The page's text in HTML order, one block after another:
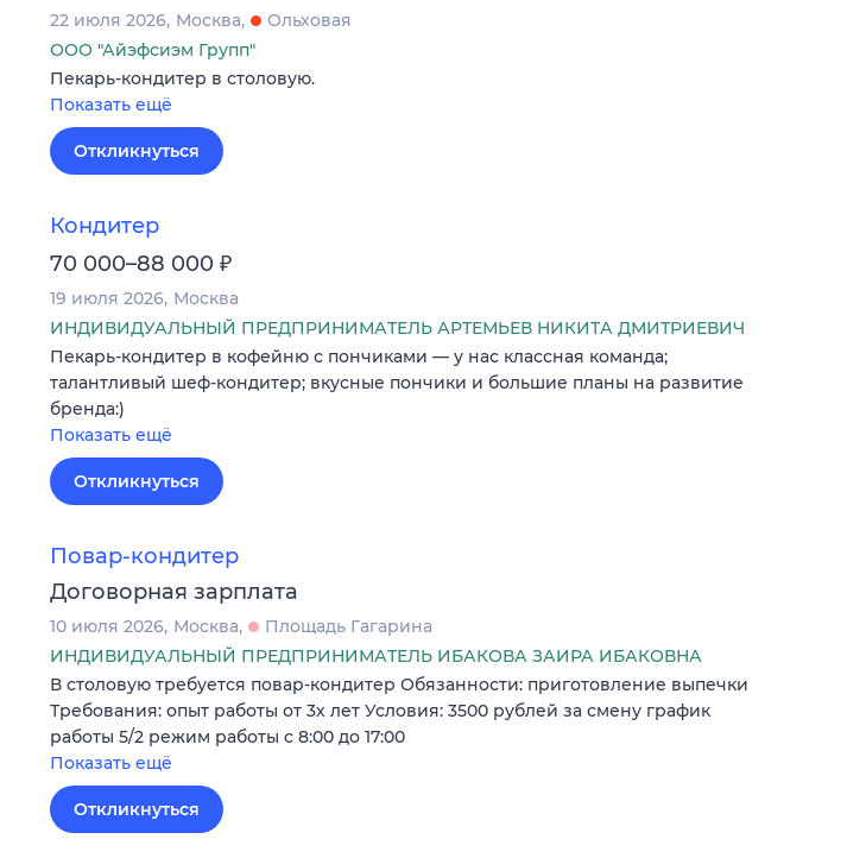
22 июля 2026 Москва
Ольховая
ООО "Айэфсиэм Групп"
Пекарь-кондитер в столовую.
Показать ещё
Откликнуться
Кондитер
70 000–88 000 ₽
19 июля 2026 Москва
ИНДИВИДУАЛЬНЫЙ ПРЕДПРИНИМАТЕЛЬ АРТЕМЬЕВ НИКИТА ДМИТРИЕВИЧ
Пекарь-кондитер в кофейню с пончиками — у нас классная команда;
талантливый шеф-кондитер; вкусные пончики и большие планы на развитие
бренда:)
Показать ещё
Откликнуться
Повар-кондитер
Договорная зарплата
10 июля 2026 Москва
Площадь Гагарина
ИНДИВИДУАЛЬНЫЙ ПРЕДПРИНИМАТЕЛЬ ИБАКОВА ЗАИРА ИБАКОВНА
В столовую требуется повар-кондитер Обязанности: приготовление выпечки
Требования: опыт работы от 3х лет Условия: 3500 рублей за смену график
работы 5/2 режим работы с 8:00 до 17:00
Показать ещё
Откликнуться